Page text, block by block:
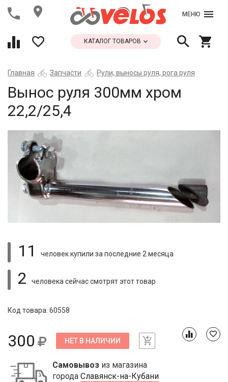
МЕНЮ
КАТАЛОГ ТОВАРОВ
Главная Запчасти Рули, выносы руля, рога руля
Вынос руля 300мм хром
22,2/25,4
11 человек купили за последние 2 месяца
2 человека сейчас смотрятэтот товар
Код товара: 60558
300 НЕТ В НАЛИЧИИ
Самовывоз из магазина
города Славянск-на-Кубани